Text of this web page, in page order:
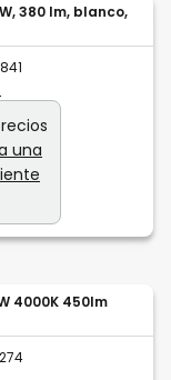
380 lm, blanco,
una
4000K 450lm